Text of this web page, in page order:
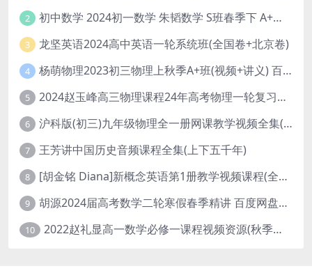
2 初中数学 2024初一数学 朱韬数学 S班春季下 A+班春季下 百度云网盘
3 龙坚英语2024高中英语一轮系统班(全国卷+北京卷)
4 杨萌物理2023初三物理上秋季A+班(视频+讲义) 百度网盘分享
5 2024赵玉峰高三物理课程24年高考物理一轮复习网课教程
6 沪科版(初三)九年级物理全一册网课教学视频全集(录播版 杜春雨 66讲)
7 王芳讲中国历史音频课程全集(上下五千年)
8 [胡金铭 Diana]新概念英语第1册教学视频课程(全集 百度网盘下载)
9 胡源2024届高考数学二轮寒假春季精讲 百度网盘分享
10 2022赵礼显高一数学必修一课程视频资源(秋季班 含讲义)百度网盘云